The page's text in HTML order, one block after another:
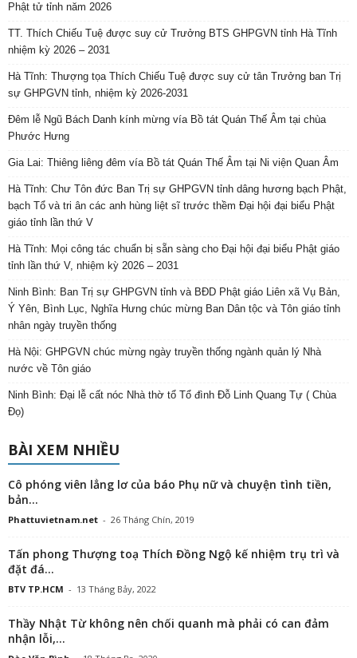
Phật tử tỉnh năm 2026
TT. Thích Chiếu Tuệ được suy cử Trưởng BTS GHPGVN tỉnh Hà Tĩnh
nhiệm kỳ 2026 – 2031
Hà Tĩnh: Thượng tọa Thích Chiếu Tuệ được suy cử tân Trưởng ban Trị
sự GHPGVN tỉnh, nhiệm kỳ 2026-2031
Đêm lễ Ngũ Bách Danh kính mừng vía Bồ tát Quán Thế Âm tại chùa
Phước Hưng
Gia Lai: Thiêng liêng đêm vía Bồ tát Quán Thế Âm tại Ni viện Quan Âm
Hà Tĩnh: Chư Tôn đức Ban Trị sự GHPGVN tỉnh dâng hương bạch Phật,
bạch Tổ và tri ân các anh hùng liệt sĩ trước thềm Đại hội đại biểu Phật
giáo tỉnh lần thứ V
Hà Tĩnh: Mọi công tác chuẩn bị sẵn sàng cho Đại hội đại biểu Phật giáo
tỉnh lần thứ V, nhiệm kỳ 2026 – 2031
Ninh Bình: Ban Trị sự GHPGVN tỉnh và BĐD Phật giáo Liên xã Vụ Bản,
Ý Yên, Bình Lục, Nghĩa Hưng chúc mừng Ban Dân tộc và Tôn giáo tỉnh
nhân ngày truyền thống
Hà Nội: GHPGVN chúc mừng ngày truyền thống ngành quản lý Nhà
nước về Tôn giáo
Ninh Bình: Đại lễ cất nóc Nhà thờ tổ Tổ đình Đỗ Linh Quang Tự ( Chùa
Đọ)
BÀI XEM NHIỀU
Cô phóng viên lẳng lơ của báo Phụ nữ và chuyện tình tiền,
bản...
Phattuvietnam.net - 26 Tháng Chín, 2019
Tấn phong Thượng toạ Thích Đồng Ngộ kế nhiệm trụ trì và
đặt đá...
BTV TP.HCM - 13 Tháng Bảy, 2022
Thầy Nhật Từ không nên chối quanh mà phải có can đảm
nhận lỗi,...